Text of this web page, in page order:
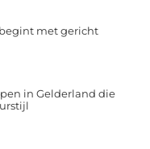
met gericht
in Gelderland die